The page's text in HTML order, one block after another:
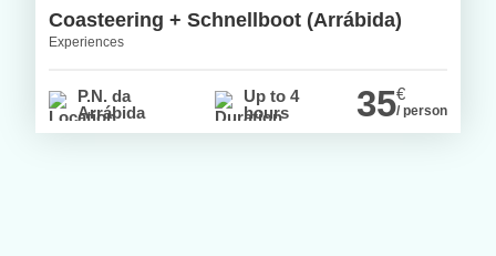
Coasteering + Schnellboot (Arrábida)
Experiences
P.N. da
Arrábida
Up to 4
hours
35€
/ person